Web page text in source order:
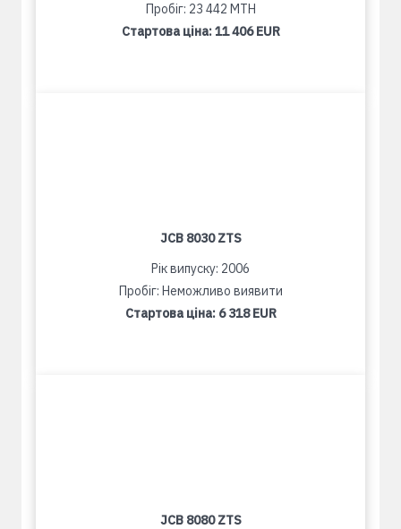
Пробіг: 23 442 MTH
Стартова ціна:11 406 EUR
JCB 8030 ZTS
Рік випуску: 2006
Пробіг: Неможливо виявити
Стартова ціна: 6 318 EUR
JCB 8080 ZTS